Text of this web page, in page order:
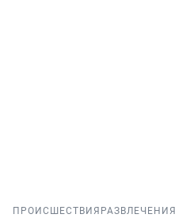
ПРОИСШЕСТВИЯ РАЗВЛЕЧЕНИЯ